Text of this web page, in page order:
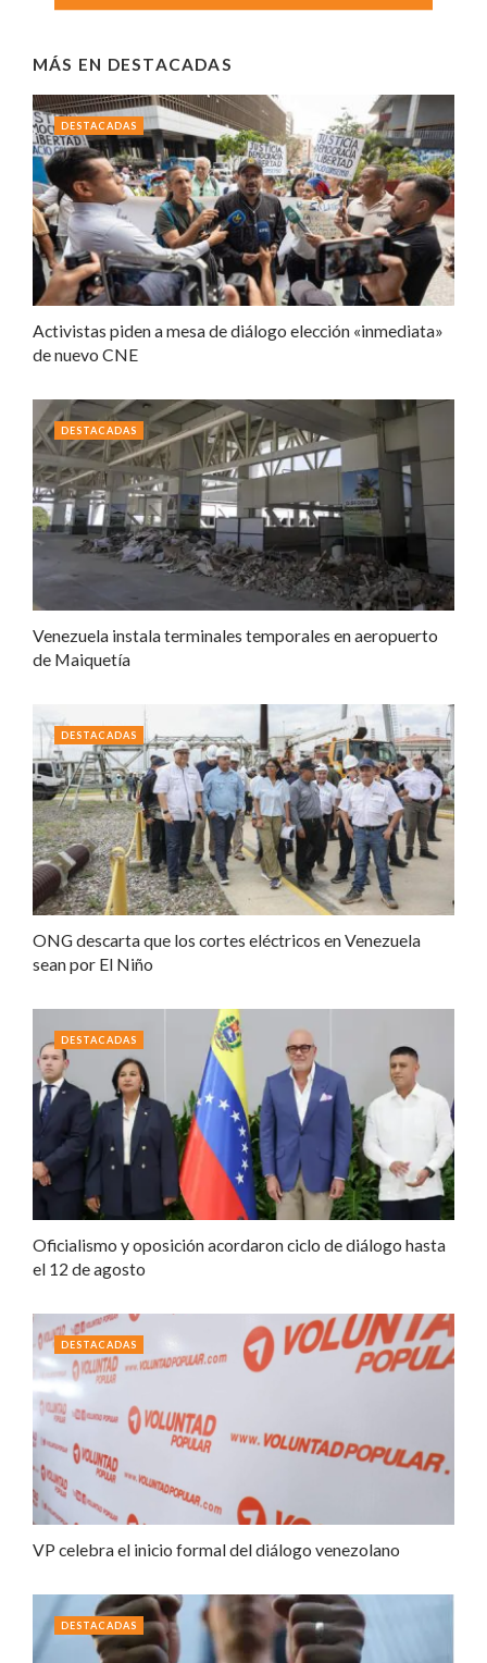
MÁS EN DESTACADAS
Activistas piden a mesa de diálogo elección «inmediata»
de nuevo CNE
DESTACADAS
Venezuela instala terminales temporales en aeropuerto
de Maiquetía
DESTACADAS
ONG descarta que los cortes eléctricos en Venezuela
sean por El Niño
DESTACADAS
Oficialismo y oposición acordaron ciclo de diálogo hasta
el 12 de agosto
DESTACADAS
VP celebra el inicio formal del diálogo venezolano
DESTACADAS
DESTACADAS